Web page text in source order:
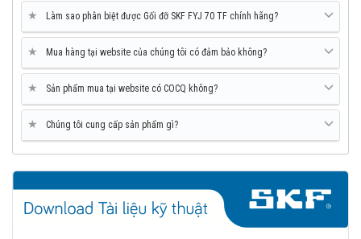
★ Làm sao phân biệt được Gối đỡ SKF FYJ 70 TF chính hãng?
★ Mua hàng tại website của chúng tôi có đảm bảo không?
★ Sản phẩm mua tại website có COCQ không?
★ Chúng tôi cung cấp sản phẩm gì?